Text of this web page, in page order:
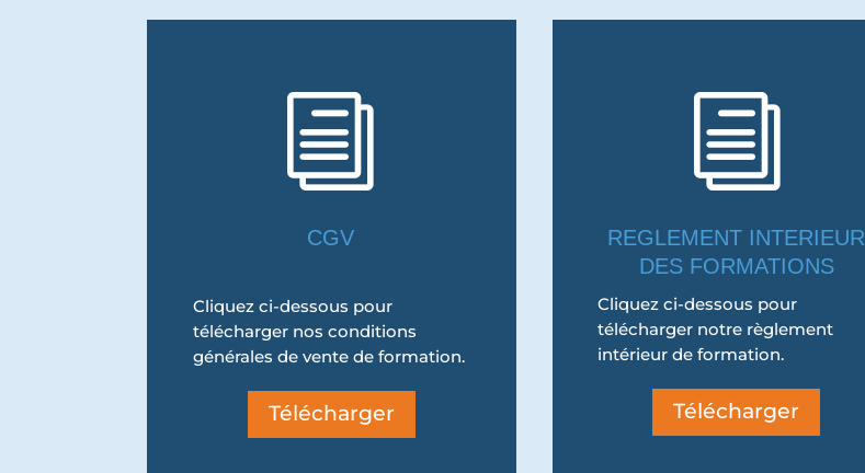
i
CGV
Cliquez ci-dessous pour
télécharger nos conditions
générales de vente de formation.
Télécharger
i
REGLEMENT INTERIEUR
DES FORMATIONS
Cliquez ci-dessous pour
télécharger notre règlement
intérieur de formation.
Télécharger